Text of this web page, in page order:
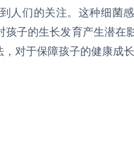
人们的关注。这种细菌
子的生长发育产生潜在
对于保障孩子的健康成长